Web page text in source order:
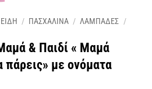
/ ΠΑΣΧΑΛΙΝΑ / ΛΑΜΠΑΔΕΣ /
& Παιδί « Μαμά
με ονόματα